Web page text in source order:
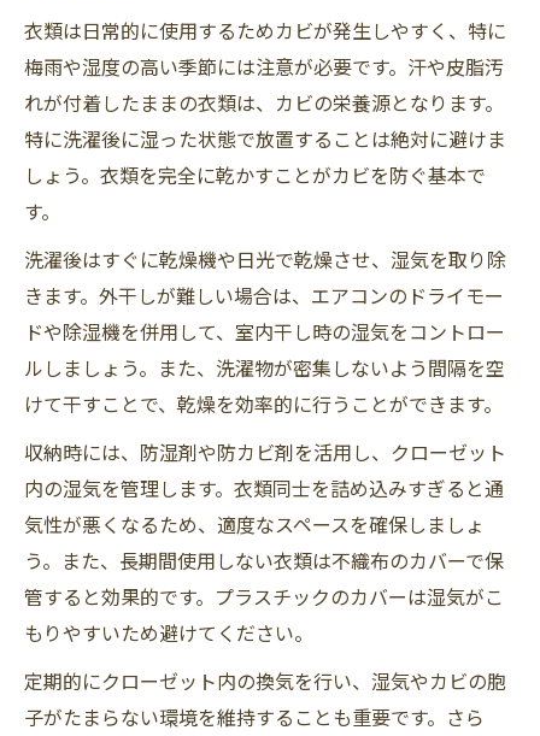
衣類は日常的に使用するためカビが発生しやすく、特に
梅雨や湿度の高い季節には注意が必要です。汗や皮脂汚
れが付着したままの衣類は、カビの栄養源となります。
特に洗濯後に湿った状態で放置することは絶対に避けま
しょう。衣類を完全に乾かすことがカビを防ぐ基本で
す。
洗濯後はすぐに乾燥機や日光で乾燥させ、湿気を取り除
きます。外干しが難しい場合は、エアコンのドライモー
ドや除湿機を併用して、室内干し時の湿気をコントロー
ルしましょう。また、洗濯物が密集しないよう間隔を空
けて干すことで、乾燥を効率的に行うことができます。
収納時には、防湿剤や防カビ剤を活用し、クローゼット
内の湿気を管理します。衣類同士を詰め込みすぎると通
気性が悪くなるため、適度なスペースを確保しましょ
う。また、長期間使用しない衣類は不織布のカバーで保
管すると効果的です。プラスチックのカバーは湿気がこ
もりやすいため避けてください。
定期的にクローゼット内の換気を行い、湿気やカビの胞
子がたまらない環境を維持することも重要です。さら